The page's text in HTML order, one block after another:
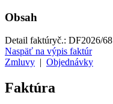
Obsah
Detail faktúryč.: DF2026/68
Naspäť na výpis faktúr
Zmluvy
Objednávky
Faktúra